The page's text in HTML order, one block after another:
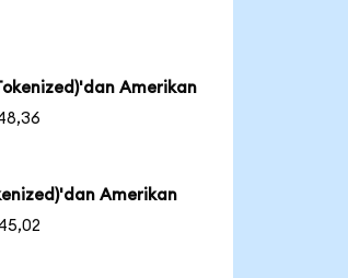
Amerikan
Amerikan